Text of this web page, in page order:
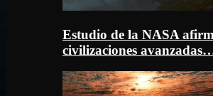
Estudio de la NASA
civilizaciones